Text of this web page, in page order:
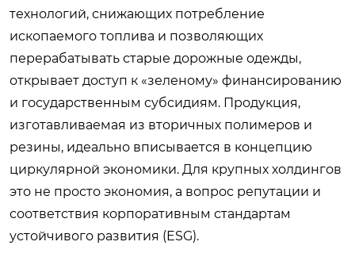
технологий, снижающих потребление
ископаемого топлива и позволяющих
перерабатывать старые дорожные одежды,
открывает доступ к «зеленому» финансированию
и государственным субсидиям. Продукция,
изготавливаемая из вторичных полимеров и
резины, идеально вписывается в концепцию
циркулярной экономики. Для крупных холдингов
это не просто экономия, а вопрос репутации и
соответствия корпоративным стандартам
устойчивого развития (ESG).